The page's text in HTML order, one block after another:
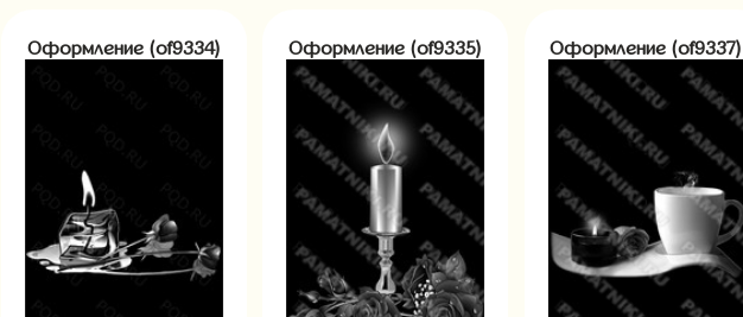
Оформление (of9334) Оформление (of9335) Оформление (of9337)